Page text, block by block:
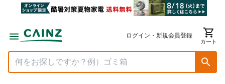
ログイン・新規会員登録
カート